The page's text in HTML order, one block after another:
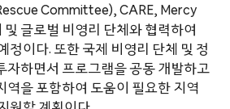
Committee), CARE, Mercy
글로벌 비영리 단체와 협력하여
정이다. 또한 국제 비영리 단체 및 정
자하면서 프로그램을 공동 개발하고
역을 포함하여 도움이 필요한 지역